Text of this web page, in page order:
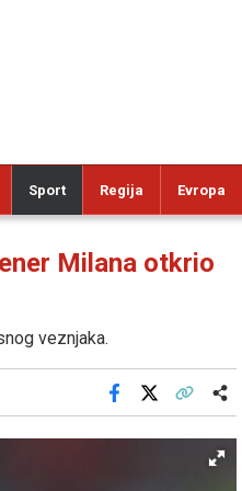
Sport Regija Evropa
Milana otkrio
veznjaka.
Facebook